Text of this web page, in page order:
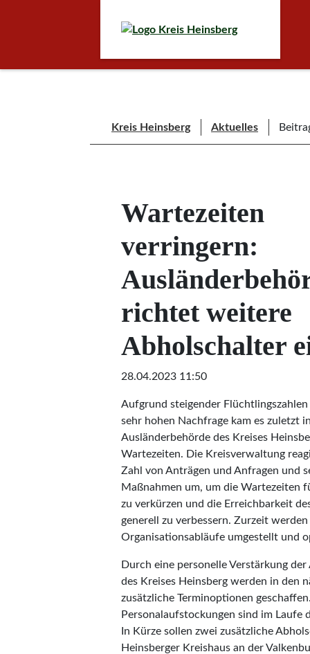
Kreis Heinsberg Aktuelles
Wartezeiten
verringern:
richtet weitere
Abholschalter
28.04.2023 11:50
Aufgrund steigender
sehr hohen Nachfrage kam es zuletzt
Ausländerbehörde des Kreises
Wartezeiten. Die Kreisverwaltung
Zahl von Anträgen und Anfragen und
Maßnahmen um, um die Wartezeiten
zu verkürzen und die Erreichbarkeit
generell zu verbessern. Zurzeit werden
Organisationsabläufe umgestellt und
Durch eine personelle Verstärkung
des Kreises Heinsberg werden in den
zusätzliche Terminoptionen
Personalaufstockungen sind im Laufe
In Kürze sollen zwei zusätzliche
Heinsberger Kreishaus an der